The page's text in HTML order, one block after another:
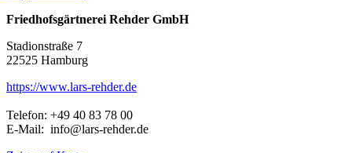
Friedhofsgärtnerei Rehder GmbH
Stadionstraße 7
22525 Hamburg
https://www.lars-rehder.de
Telefon: +49 40 83 78 00
E-Mail: info@lars-rehder.de